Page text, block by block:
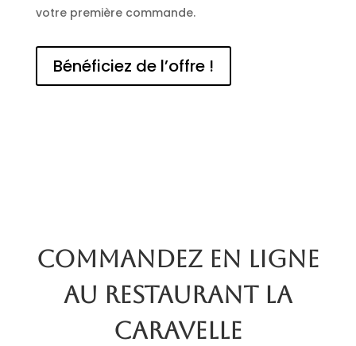
votre première commande.
Bénéficiez de l’offre !
Commandez en ligne
au restaurant La
Caravelle